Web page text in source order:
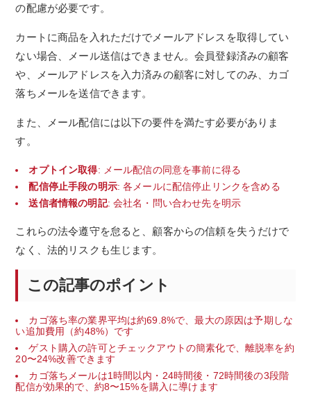
の配慮が必要です。
カートに商品を入れただけでメールアドレスを取得してい
ない場合、メール送信はできません。会員登録済みの顧客
や、メールアドレスを入力済みの顧客に対してのみ、カゴ
落ちメールを送信できます。
また、メール配信には以下の要件を満たす必要がありま
す。
オプトイン取得: メール配信の同意を事前に得る
配信停止手段の明示: 各メールに配信停止リンクを含める
送信者情報の明記: 会社名・問い合わせ先を明示
これらの法令遵守を怠ると、顧客からの信頼を失うだけで
なく、法的リスクも生じます。
この記事のポイント
カゴ落ち率の業界平均は約69.8%で、最大の原因は予期しな
い追加費用（約48%）です
ゲスト購入の許可とチェックアウトの簡素化で、離脱率を約
20〜24%改善できます
カゴ落ちメールは1時間以内・24時間後・72時間後の3段階
配信が効果的で、約8〜15%を購入に導けます